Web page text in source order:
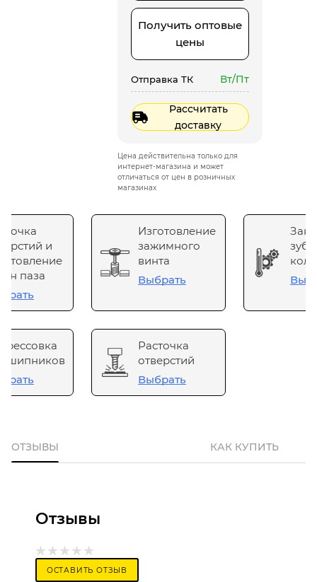
Получить оптовые
цены
Отправка ТК Вт/Пт
Рассчитать
доставку
Цена действительна только для
интернет-магазина и может
отличаться от цен в розничных
магазинах
и
паза
Изготовление
зажимного
винта
Выбрать
Расточка
отверстий
Выбрать
ОТЗЫВЫ КАК КУПИТЬ
Отзывы
ОСТАВИТЬ ОТЗЫВ